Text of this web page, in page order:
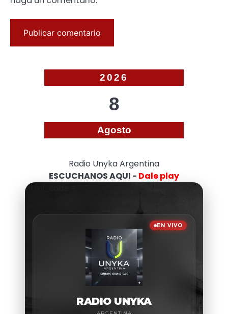
2026
8
Agosto
Radio Unyka Argentina
ESCUCHANOS AQUI - Dale play